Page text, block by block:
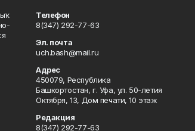
Телефон
8(347) 292-77-63
Эл. почта
uch.bash@mail.ru
Адрес
450079, Республика
Башкортостан, г. Уфа, ул. 50-летия
Октября, 13, Дом печати, 10 этаж
Редакция
8(347) 292-77-63